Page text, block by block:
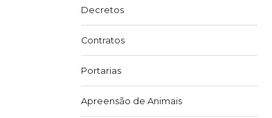
Decretos
Contratos
Portarias
Apreensão de Animais